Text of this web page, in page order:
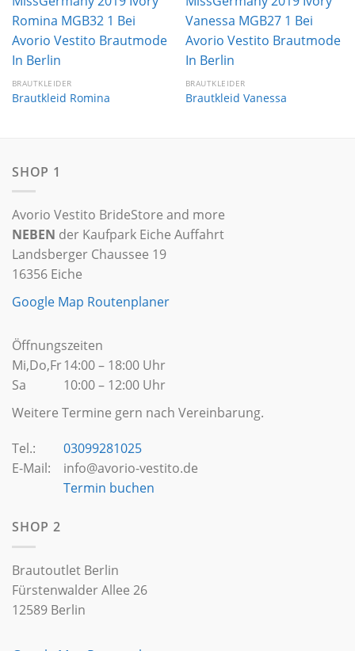
Wunschliste
BRAUTKLEIDER
Brautkleid Romina
Wunschliste
BRAUTKLEIDER
Brautkleid Vanessa
SHOP 1
Avorio Vestito BrideStore and more
NEBEN der Kaufpark Eiche Auffahrt
Landsberger Chaussee 19
16356 Eiche
Google Map Routenplaner
Öffnungszeiten
Mi,Do,Fr
Sa
14:00 – 18:00 Uhr
10:00 – 12:00 Uhr
Weitere Termine gern nach Vereinbarung.
Tel.:
E-Mail:
03099281025
info@avorio-vestito.de
Termin buchen
SHOP 2
Brautoutlet Berlin
Fürstenwalder Allee 26
12589 Berlin